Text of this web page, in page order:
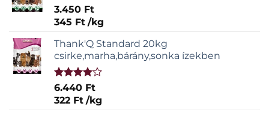
3.450 Ft
345 Ft /kg
Thank'Q Standard 20kg
csirke,marha,bárány,sonka ízekben
Értékelés:
4.00 / 5
6.440 Ft
322 Ft /kg